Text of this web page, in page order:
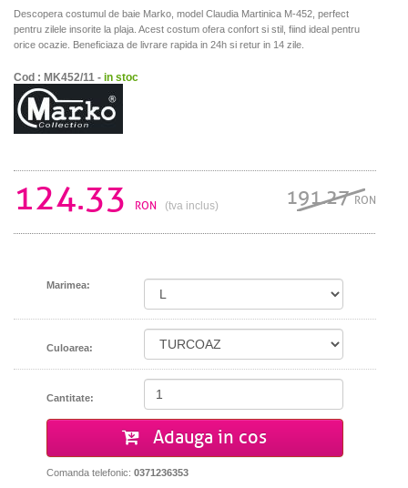
Descopera costumul de baie Marko, model Claudia Martinica M-452, perfect
pentru zilele insorite la plaja. Acest costum ofera confort si stil, fiind ideal pentru
orice ocazie. Beneficiaza de livrare rapida in 24h si retur in 14 zile.
Cod : MK452/11 - in stoc
124.33 RON (tva inclus) 191.27RON
Marimea:
Culoarea:
Cantitate:
Adauga in cos
Comanda telefonic: 0371236353